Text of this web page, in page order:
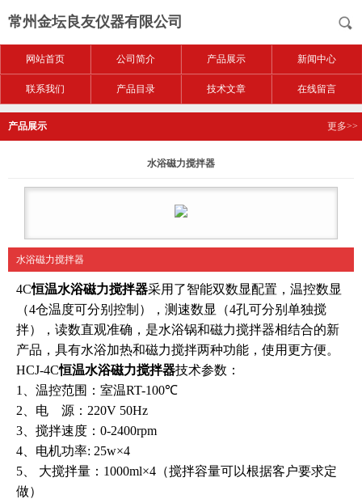
常州金坛良友仪器有限公司
网站首页 公司简介 产品展示 新闻中心
联系我们 产品目录 技术文章 在线留言
产品展示 更多>>
水浴磁力搅拌器
水浴磁力搅拌器
4C恒温水浴磁力搅拌器采用了智能双数显配置，温控数显
（4仓温度可分别控制），测速数显（4孔可分别单独搅
拌），读数直观准确，是水浴锅和磁力搅拌器相结合的新
产品，具有水浴加热和磁力搅拌两种功能，使用更方便。
HCJ-4C恒温水浴磁力搅拌器技术参数：
1、温控范围：室温RT-100℃
2、电 源：220V 50Hz
3、搅拌速度：0-2400rpm
4、电机功率: 25w×4
5、 大搅拌量：1000ml×4（搅拌容量可以根据客户要求定
做）